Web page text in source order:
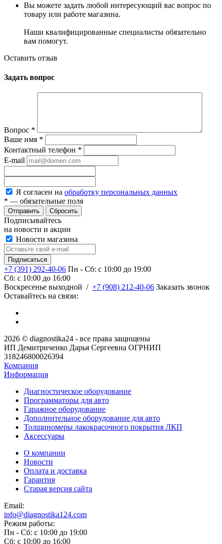
Вы можете задать любой интересующий вас вопрос по
товару или работе магазина.
Наши квалифицированные специалисты обязательно
вам помогут.
Оставить отзыв
Задать вопрос
Вопрос *
Ваше имя *
Контактный телефон *
E-mail
Я согласен на обработку персональных данных
* — обязательные поля
Сбросить
Подписывайтесь
на новости и акции
Новости магазина
+7 (391) 292-40-06 Пн - Сб: c 10:00 до 19:00
Сб: c 10:00 до 16:00
​Воскресенье выходной / +7 (908) 212-40-06 Заказать звонок
Оставайтесь на связи:
2026 © diagnostika24 - все права защищены
ИП Демитриченко Дарья Сергеевна ОГРНИП
318246800026394
Компания
Информация
Диагностическое оборудование
Программаторы для авто
Гаражное оборудование
Дополнительное оборудование для авто
Толщиномеры лакокрасочного покрытия ЛКП
Аксессуары
О компании
Новости
Оплата и доставка
Гарантия
Старая версия сайта
Email:
info@diagnostika124.com
Режим работы:
Пн - Сб: c 10:00 до 19:00
Сб: c 10:00 до 16:00